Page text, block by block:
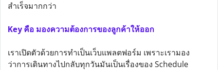
สำเร็จมากกว่า
Key คือ มองความต้องการของลูกค้าให้ออก
เราเปิดตัวด้วยการทำเป็นเว็บแพลตฟอร์ม เพราะเรามอง
ว่าการเดินทางไปกลับทุกวันมันเป็นเรื่องของ Schedule